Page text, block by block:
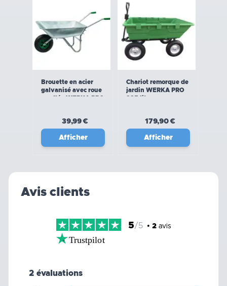
Brouette en acier
galvanisé avec roue
gonflée WERKA PRO
39,99 €
Afficher
Chariot remorque de
jardin WERKA PRO
225 litres
179,90 €
Afficher
Avis clients
5/5 • 2avis
Trustpilot
2 évaluations